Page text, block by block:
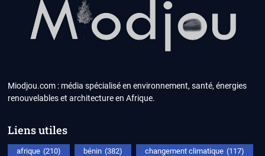
Miodjou.com : média spécialisé en environnement, santé, énergies
renouvelables et architecture en Afrique.
Liens utiles
afrique (210) bénin (382) changement climatique (117)